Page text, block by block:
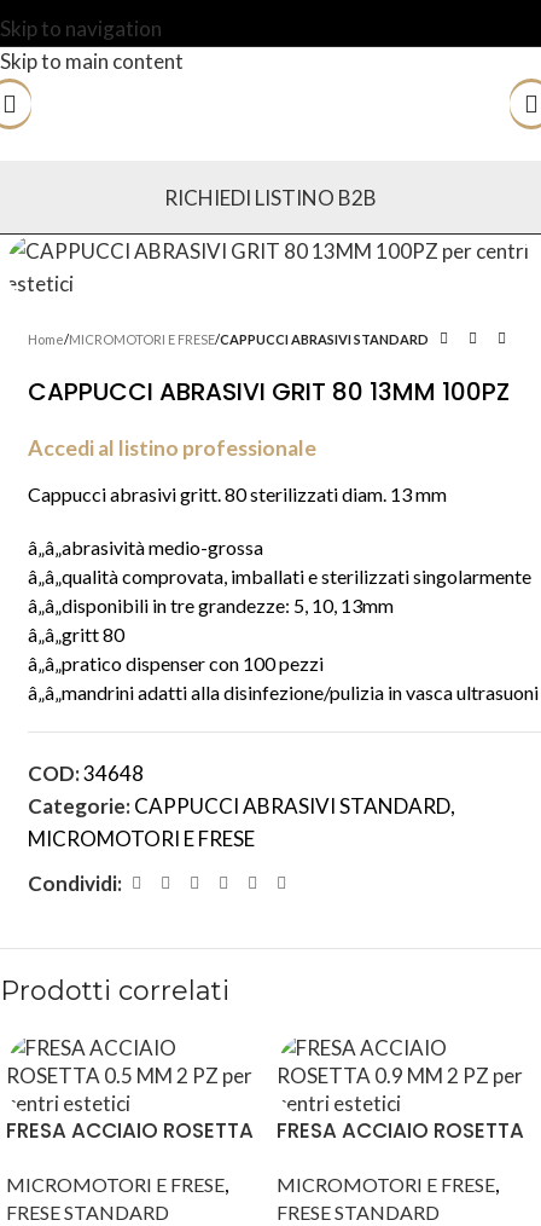
Skip to navigation
Skip to main content
RICHIEDI LISTINO B2B
Home MICROMOTORI E FRESE CAPPUCCI ABRASIVI STANDARD
CAPPUCCI ABRASIVI GRIT 80 13MM 100PZ
Accedi al listino professionale
Cappucci abrasivi gritt. 80 sterilizzati diam. 13 mm
â„â„abrasività medio-grossa
â„â„qualità comprovata, imballati e sterilizzati singolarmente
â„â„disponibili in tre grandezze: 5, 10, 13mm
â„â„gritt 80
â„â„pratico dispenser con 100 pezzi
â„â„mandrini adatti alla disinfezione/pulizia in vasca ultrasuoni
COD:34648
Categorie:CAPPUCCI ABRASIVI STANDARD,
MICROMOTORI E FRESE
Condividi:
Prodotti correlati
FRESA ACCIAIO ROSETTA
MICROMOTORI E FRESE,
FRESE STANDARD
FRESA ACCIAIO ROSETTA
MICROMOTORI E FRESE,
FRESE STANDARD